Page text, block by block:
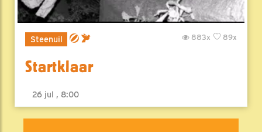
Steenuil 89x
883x
Startklaar
26 jul , 8:00